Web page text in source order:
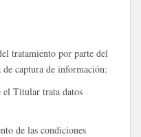
tratamiento por parte del
captura de información:
el Titular trata datos
de las condiciones